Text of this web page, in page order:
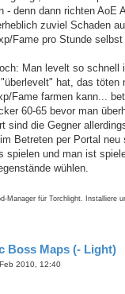
- denn dann richten AoE
zuviel Schaden
Fame pro Stunde selbst
Man levelt so schnell
hat, das töten
Fame farmen kann...
60-65 bevor man
sind die Gegner
Betreten per Portal
spielen und man ist
wühlen.
Manager für Torchlight. Installiere
Boss Maps (- Light)
2010, 12:40